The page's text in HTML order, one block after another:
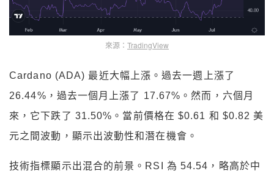
來源： TradingView
Cardano (ADA) 最近大幅上漲。過去一週上漲了
26.44%，過去一個月上漲了 17.67%。然而，六個月
來，它下跌了 31.50%。當前價格在 $0.61 和 $0.82 美
元之間波動，顯示出波動性和潛在機會。
技術指標顯示出混合的前景。RSI 為 54.54，略高於中